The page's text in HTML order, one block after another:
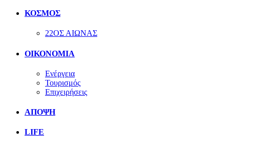
ΚΟΣΜΟΣ
22ΟΣ ΑΙΩΝΑΣ
ΟΙΚΟΝΟΜΙΑ
Ενέργεια
Τουρισμός
Επιχειρήσεις
ΑΠΟΨΗ
LIFE